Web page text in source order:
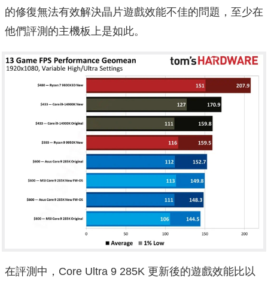
的修復無法有效解決晶片遊戲效能不佳的問題，至少在
他們評測的主機板上是如此。
在評測中，Core Ultra 9 285K 更新後的遊戲效能比以